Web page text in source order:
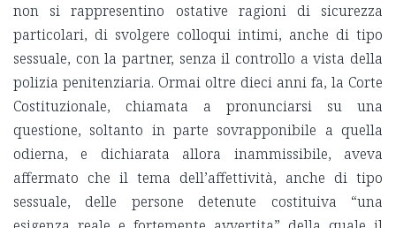
non si rappresentino ostative ragioni di sicurezza
particolari, di svolgere colloqui intimi, anche di tipo
sessuale, con la partner, senza il controllo a vista della
polizia penitenziaria. Ormai oltre dieci anni fa, la Corte
Costituzionale, chiamata a pronunciarsi su una
questione, soltanto in parte sovrapponibile a quella
odierna, e dichiarata allora inammissibile, aveva
affermato che il tema dell’affettività, anche di tipo
sessuale, delle persone detenute costituiva “una